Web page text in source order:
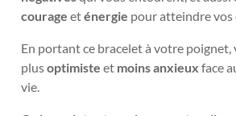
courageeténergie pour atteindre vos
En portant ce bracelet à votre poignet,
plusoptimiste et moins anxieux face
vie.